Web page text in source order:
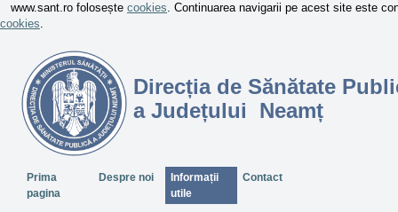
www.sant.ro folosește cookies. Continuarea navigarii pe acest site este
cookies.
Direcția de Sănătate
a Județului Neamț
SectiuniPrima
pagina
Despre noi
Informații
utile
Contact